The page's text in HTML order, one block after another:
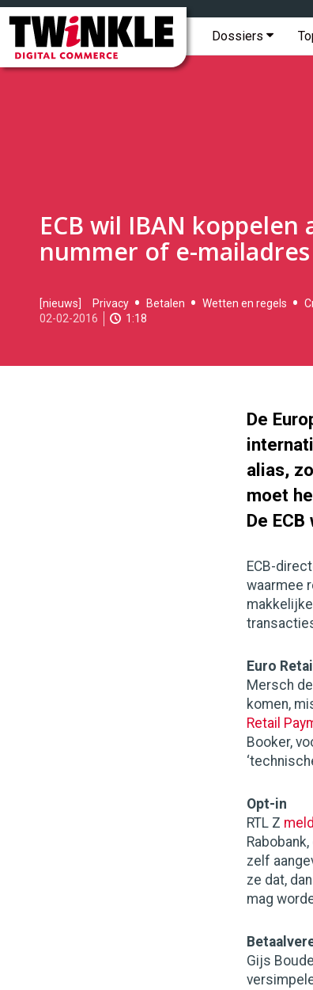
Twinkle
Digital
Commerce
Hoofdmenu
Dossiers
Topmenu
ECB wil IBAN koppelen
nummer of e-mailadres
2016-
02-
11-
[nieuws] Privacy Betalen Wetten en regels
02-02-2016
1:18
De
alias,
moet
De
ECB-
waarmee
Euro
Mersch
komen,
Retail
Booker,
Opt-in
RTL Z
zelf
ze dat,
mag
Gijs